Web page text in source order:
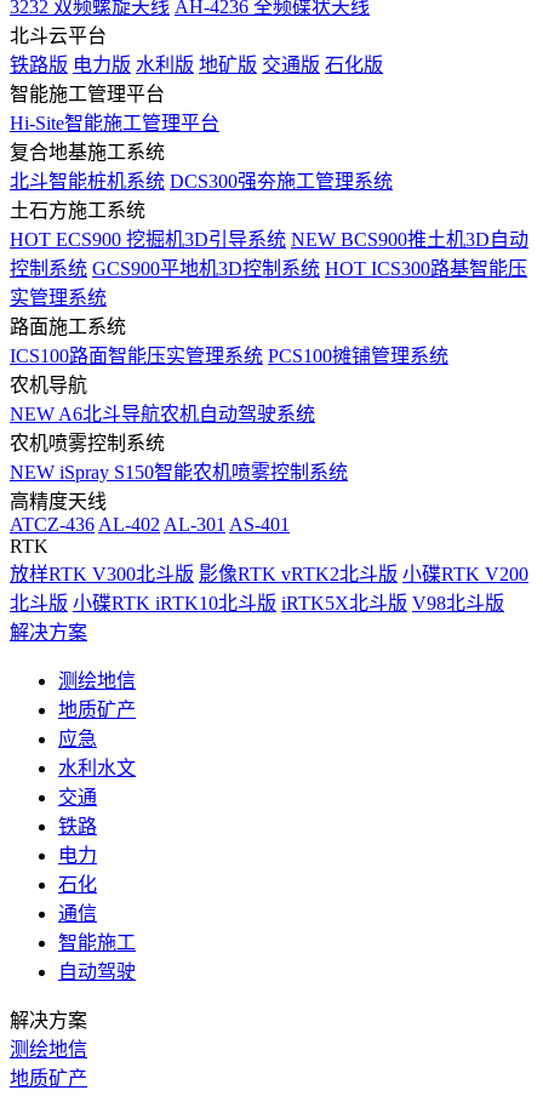
3232 双频螺旋天线 AH-4236 全频碟状天线
北斗云平台
铁路版 电力版 水利版 地矿版 交通版 石化版
智能施工管理平台
Hi-Site智能施工管理平台
复合地基施工系统
北斗智能桩机系统 DCS300强夯施工管理系统
土石方施工系统
HOT ECS900 挖掘机3D引导系统 NEW BCS900推土机3D自动
控制系统 GCS900平地机3D控制系统 HOT ICS300路基智能压
实管理系统
路面施工系统
ICS100路面智能压实管理系统 PCS100摊铺管理系统
农机导航
NEW A6北斗导航农机自动驾驶系统
农机喷雾控制系统
NEW iSpray S150智能农机喷雾控制系统
高精度天线
ATCZ-436 AL-402 AL-301 AS-401
RTK
放样RTK V300北斗版 影像RTK vRTK2北斗版 小碟RTK V200
北斗版 小碟RTK iRTK10北斗版 iRTK5X北斗版 V98北斗版
解决方案
测绘地信
地质矿产
应急
水利水文
交通
铁路
电力
石化
通信
智能施工
自动驾驶
解决方案
测绘地信
地质矿产